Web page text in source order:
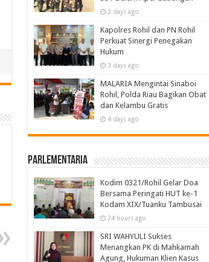
2 days ago
Kapolres Rohil dan PN Rohil
Perkuat Sinergi Penegakan
Hukum
3 days ago
MALARIA Mengintai Sinaboi
Rohil, Polda Riau Bagikan Obat
dan Kelambu Gratis
4 days ago
Parlementaria
Kodim 0321/Rohil Gelar Doa
Bersama Peringati HUT ke-1
Kodam XIX/Tuanku Tambusai
24 hours ago
SRI WAHYULI Sukses
Menangkan PK di Mahkamah
Agung, Hukuman Klien Kasus